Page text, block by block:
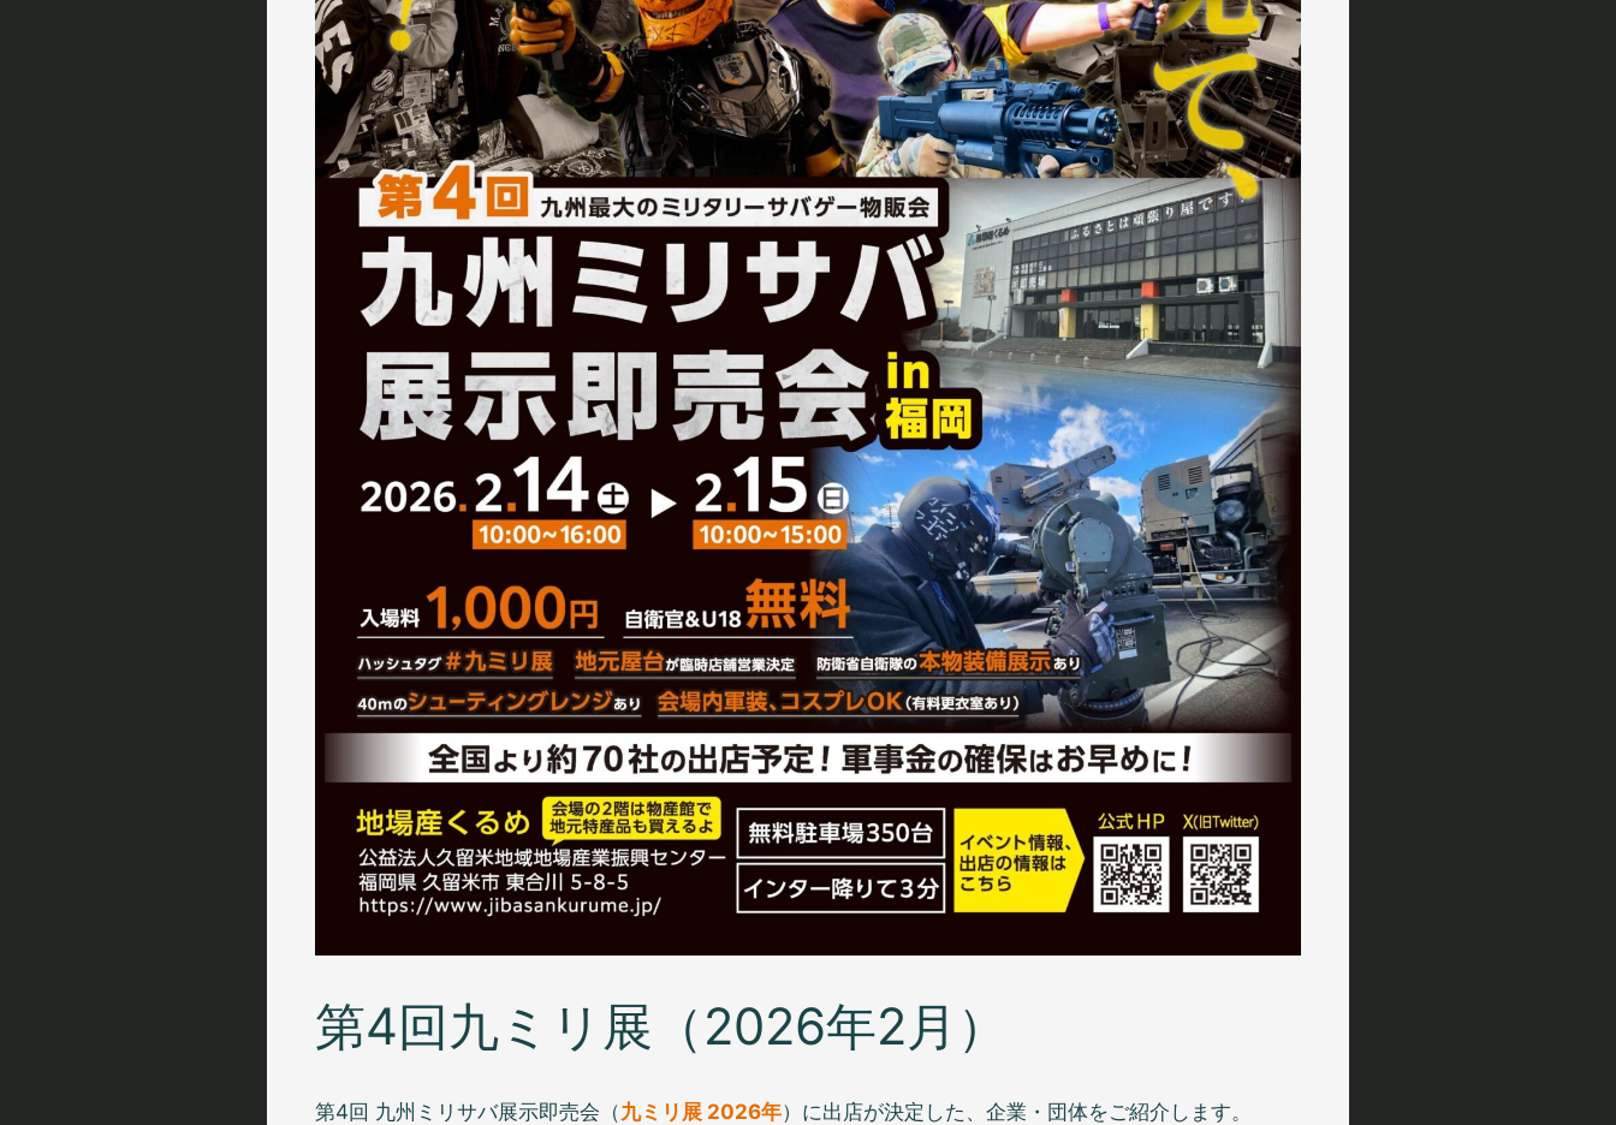
第4回九ミリ展（2026年2月）
第4回 九州ミリサバ展示即売会（九ミリ展 2026年）に出店が決定した、企業・団体をご紹介します。